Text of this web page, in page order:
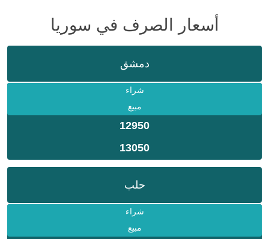
أسعار الصرف في سوريا
دمشق
شراء
مبيع
12950
13050
حلب
شراء
مبيع